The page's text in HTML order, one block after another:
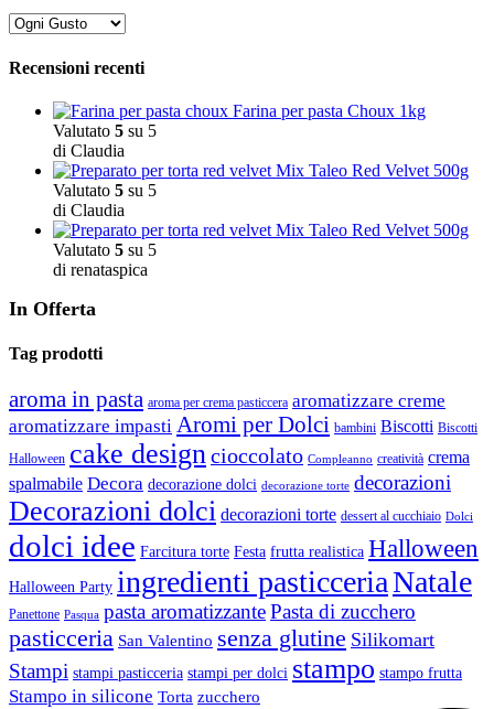
Recensioni recenti
Farina per pasta Choux 1kg
Valutato 5 su 5
di Claudia
Mix Taleo Red Velvet 500g
Valutato 5 su 5
di Claudia
Mix Taleo Red Velvet 500g
Valutato 5 su 5
di renataspica
In Offerta
Tag prodotti
aroma in pasta aroma per crema pasticcera aromatizzare creme
aromatizzare impasti Aromi per Dolci bambini Biscotti Biscotti
Halloween cake designcioccolato Compleanno creatività crema
spalmabile Decora decorazione dolci decorazione torte decorazioni
Decorazioni dolci decorazioni torte dessert al cucchiaio Dolci
dolci idee Farcitura torte Festa frutta realistica Halloween
Halloween Party ingredienti pasticceriaNatale
Panettone Pasqua pasta aromatizzantePasta di zucchero
pasticceria San Valentino senza glutine Silikomart
Stampi stampi pasticceria stampi per dolci stampo stampo frutta
Stampo in silicone Torta zucchero